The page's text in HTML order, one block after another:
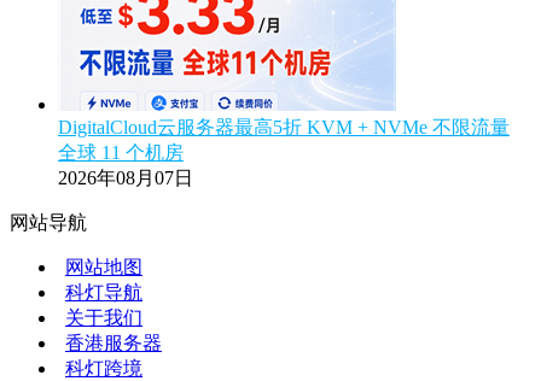
DigitalCloud云服务器最高5折 KVM + NVMe 不限流量
全球 11 个机房
2026年08月07日
网站导航
网站地图
科灯导航
关于我们
香港服务器
科灯跨境